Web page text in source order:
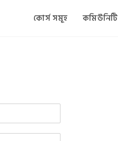
কোর্স সমূহ কমিউনিটি